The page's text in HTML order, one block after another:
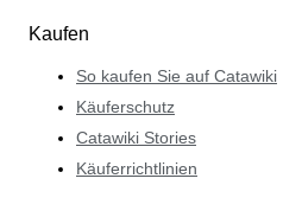
Kaufen
So kaufen Sie auf Catawiki
Käuferschutz
Catawiki Stories
Käuferrichtlinien